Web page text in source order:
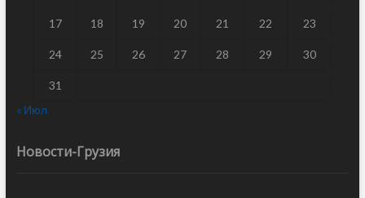
17 18 19 20 21 22 23
24 25 26 27 28 29 30
31
« Июл
Новости-Грузия